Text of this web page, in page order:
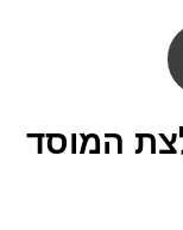
המוסד